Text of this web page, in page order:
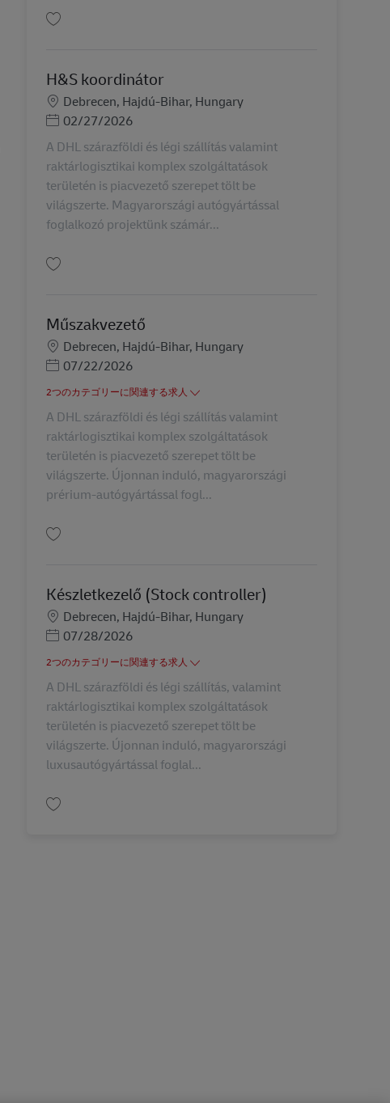
H&S koordinátor
勤務地
Debrecen, Hajdú-Bihar, Hungary
Posted Date
02/27/2026
A DHL szárazföldi és légi szállítás valamint
raktárlogisztikai komplex szolgáltatások
területén is piacvezető szerepet tölt be
világszerte. Magyarországi autógyártással
foglalkozó projektünk számár...
Műszakvezető
勤務地
Debrecen, Hajdú-Bihar, Hungary
Posted Date
07/22/2026
2つのカテゴリーに関連する求人
A DHL szárazföldi és légi szállítás valamint
raktárlogisztikai komplex szolgáltatások
területén is piacvezető szerepet tölt be
világszerte. Újonnan induló, magyarországi
prérium-autógyártással fogl...
Készletkezelő (Stock controller)
勤務地
Debrecen, Hajdú-Bihar, Hungary
Posted Date
07/28/2026
2つのカテゴリーに関連する求人
A DHL szárazföldi és légi szállítás, valamint
raktárlogisztikai komplex szolgáltatások
területén is piacvezető szerepet tölt be
világszerte. Újonnan induló, magyarországi
luxusautógyártással foglal...